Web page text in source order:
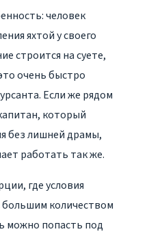
человек
яхтой у своего
строится на суете,
очень быстро
Если же рядом
который
без лишней драмы,
работать так же.
где условия
большим количеством
можно попасть под